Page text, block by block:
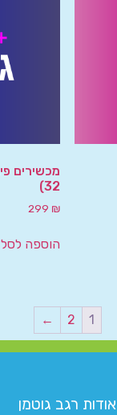
32)
299 ₪
הוספה לסל
1
2
←
אודות רגב גוטמן